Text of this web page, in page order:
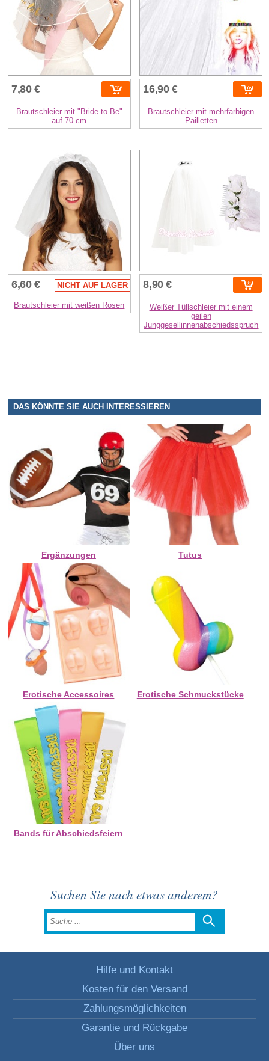
7,80 €
Brautschleier mit "Bride to Be"
auf 70 cm
16,90 €
Brautschleier mit mehrfarbigen
Pailletten
6,60 € NICHT AUF LAGER
Brautschleier mit weißen Rosen
8,90 €
Weißer Tüllschleier mit einem
geilen
Junggesellinnenabschiedsspruch
DAS KÖNNTE SIE AUCH INTERESSIEREN
Ergänzungen Tutus
Erotische Accessoires Erotische Schmuckstücke
Bands für Abschiedsfeiern
Suchen Sie nach etwas anderem?
Hilfe und Kontakt
Kosten für den Versand
Zahlungsmöglichkeiten
Garantie und Rückgabe
Über uns